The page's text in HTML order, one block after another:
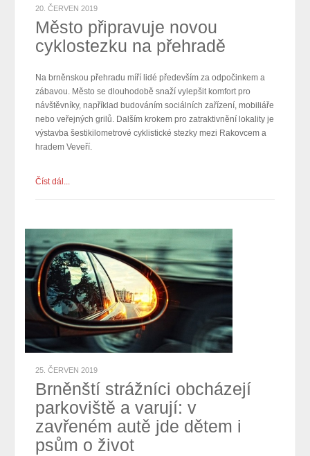
20. ČERVEN 2019
Město připravuje novou
cyklostezku na přehradě
Na brněnskou přehradu míří lidé především za odpočinkem a
zábavou. Město se dlouhodobě snaží vylepšit komfort pro
návštěvníky, například budováním sociálních zařízení, mobiliáře
nebo veřejných grilů. Dalším krokem pro zatraktivnění lokality je
výstavba šestikilometrové cyklistické stezky mezi Rakovcem a
hradem Veveří.
Číst dál...
25. ČERVEN 2019
Brněnští strážníci obcházejí
parkoviště a varují: v
zavřeném autě jde dětem i
psům o život